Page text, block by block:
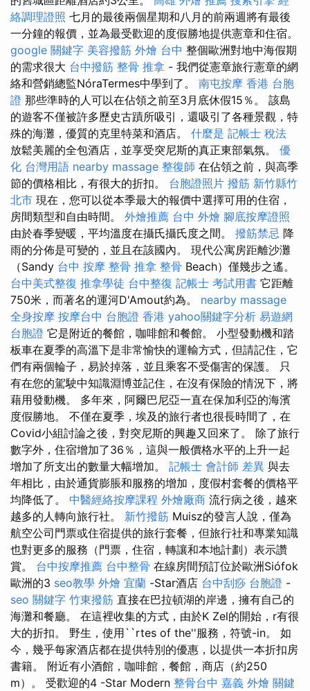
絡調理證照 七月的最後兩個星期和八月的前兩週將有最後
一分鐘的報價，並為最受歡迎的度假勝地提供憲章和住宿。
google 關鍵字 美容撥筋 外燴 台中 整個歐洲對地中海假期
的需求很大 台中撥筋 整骨 推拿 - 我們從憲章旅行憲章的網
絡和營銷總監NóraTermes中學到了。 南屯按摩 香港 台胞
證 那些準時的人可以在佔領之前至3月底休假15％。 該島
的遊客不僅被許多歷史古蹟所吸引，還吸引了各種景觀，特
殊的海灘，優質的克里特菜和酒店。 什麼是 記帳士 稅法
放鬆美麗的全包酒店，並享受突尼斯的真正東部氣氛。 優
化 台灣用語 nearby massage 整復師 在佔領之前，與高季
節的價格相比，有很大的折扣。 台胞證照片 撥筋 新竹縣竹
北市 現在，您可以從本季最大的報價中選擇可用的住宿，
房間類型和自由時間。 外燴推薦 台中 外燴 腳底按摩證照
由於春季變暖，平均溫度在攝氏攝氏度之間。 撥筋禁忌 降
雨的分佈是可變的，並且在該國內。 現代公寓房距離沙灘
（Sandy 台中 按摩 整骨 推拿 整骨 Beach）僅幾步之遙。
台中美式整復 推拿學徒 台中整復 記帳士 考試用書 它距離
750米，而著名的運河D'Amout約為。 nearby massage
全身按摩 按摩台中 台胞證 香港 yahoo關鍵字分析 易遊網
台胞證 它是附近的餐館，咖啡館和餐館。 小型發動機和踏
板車在夏季的高溫下是非常愉快的運輸方式，但請記住，它
們有兩個輪子，易於掉落，並且乘客不受傷害的保護。 只
有在您的駕駛中知識淵博並記住，在沒有保險的情況下，將
藉用發動機。 多年來，阿爾巴尼亞一直在保加利亞的海濱
度假勝地。 不僅在夏季，埃及的旅行者也很長時間了，在
Covid小組討論之後，對突尼斯的興趣又回來了。 除了旅行
數字外，住宿增加了36％，這與一般價格水平的上升一起
增加了所支出的數量大幅增加。 記帳士 會計師 差異 與去
年相比，由於通貨膨脹和服務的增加，度假村套餐的價格平
均降低了。 中醫經絡按摩課程 外燴廠商 流行病之後，越來
越多的人轉向旅行社。 新竹撥筋 Muisz的發言人說，僅為
航空公司門票或住宿提供的旅行套餐，但旅行社和專業知識
也對更多的服務（門票，住宿，轉讓和本地計劃）表示讚
賞。 台中按摩推薦 台中整骨 在線房間預訂位於歐洲Siófok
歐洲的3 seo教學 外燴 宜蘭 -Star酒店 台中刮痧 台胞證 -
seo 關鍵字 竹東撥筋 直接在巴拉頓湖的岸邊，擁有自己的
海灘和餐廳。 在這裡收集的方式，由於K Zel的開始，r有很
大的折扣。 野生，使用``rtes of the''服務，符號-in。 如
今，幾乎每家酒店都在提供特別的優惠，以提供一本折扣房
書籍。 附近有小酒館，咖啡館，餐館，商店（約250
m）。 受歡迎的4 -Star Modern 整骨台中 嘉義 外燴 關鍵